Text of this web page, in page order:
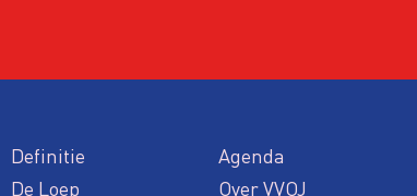
Definitie
De Loep
Agenda
Over VVOJ